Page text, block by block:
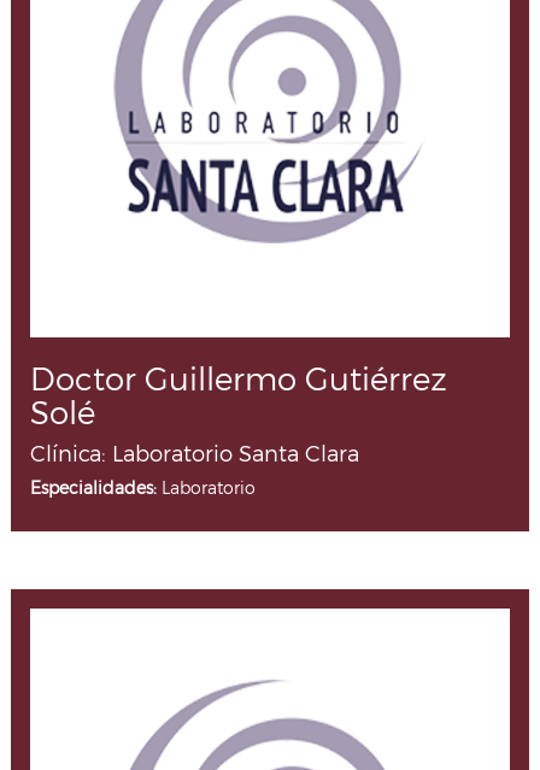
Doctor Guillermo Gutiérrez
Solé
Clínica: Laboratorio Santa Clara
Especialidades: Laboratorio